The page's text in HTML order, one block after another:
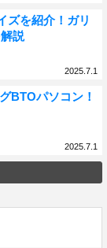
ズを紹介！ガリ
説
2025.7.1
BTOパソコン！
2025.7.1